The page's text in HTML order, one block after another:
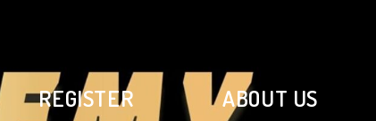
ABOUT US
REGISTER
1000247